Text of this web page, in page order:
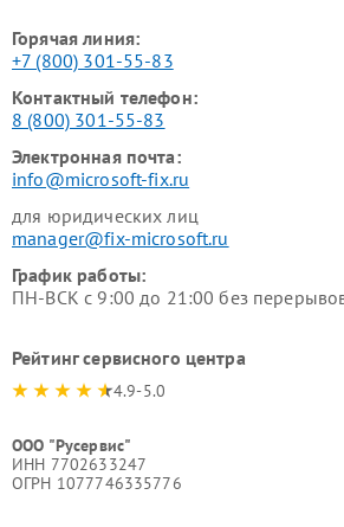
Горячая линия:
+7 (800) 301-55-83
Контактный телефон:
8 (800) 301-55-83
Электронная почта:
info@microsoft-fix.ru
для юридических лиц
manager@fix-microsoft.ru
График работы:
ПН-ВСК с 9:00 до 21:00 без
Рейтинг сервисного центра
4.9-5.0
ООО "Русервис"
ИНН 7702633247
ОГРН 1077746335776